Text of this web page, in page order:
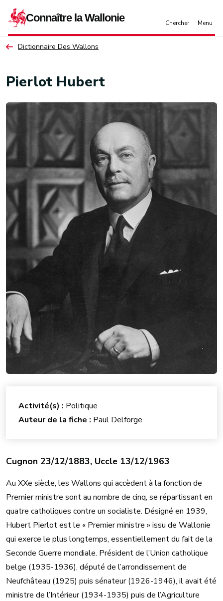
Dictionnaire Des Wallons
Pierlot Hubert
Cugnon 23/12/1883, Uccle 13/12/1963
Au XXe siècle, les Wallons qui accèdent à la fonction de
Premier ministre sont au nombre de cinq, se répartissant en
quatre catholiques contre un socialiste. Désigné en 1939,
Hubert Pierlot est le « Premier ministre » issu de Wallonie
qui exerce le plus longtemps, essentiellement du fait de la
Seconde Guerre mondiale. Président de l’Union catholique
belge (1935-1936), député de l’arrondissement de
Neufchâteau (1925) puis sénateur (1926-1946), il avait été
ministre de l’Intérieur (1934-1935) puis de l’Agriculture
Activité(s) : Politique
Auteur de la fiche : Paul Delforge